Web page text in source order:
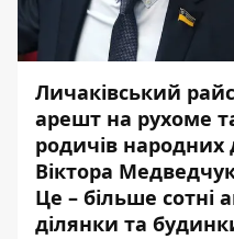
Личаківський
арешт на рухоме
родичів народних
Віктора
Це – більше сотні
ділянки та